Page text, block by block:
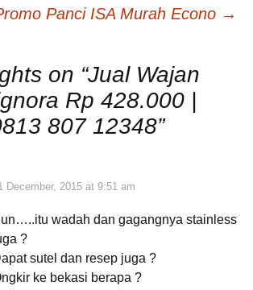
Panci ISA Murah Econo →
on “Jual Wajan
Rp 428.000 |
807 12348”
December, 2015 at 9:51 am
wadah dan gagangnya stainless
?
sutel dan resep juga ?
ke bekasi berapa ?